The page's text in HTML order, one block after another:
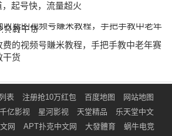
起号快，流量超火
的视频号賺米教程，手把手教中老年赛
干货
表 注册抢10万红包 百度地图
网站地图
千亿影视 星河影视 天堂精品
乐天堂中文
网 APT扑克中文网 大發體育
蜗牛电竞